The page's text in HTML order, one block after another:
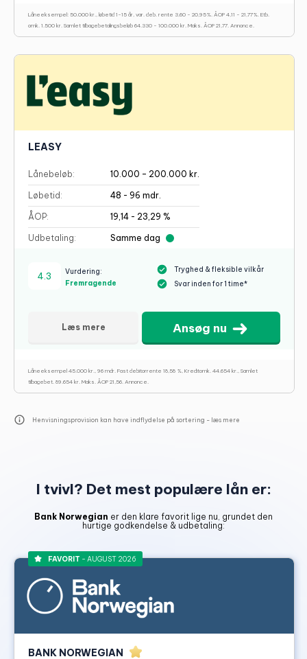
Låneeksempel: 50.000 kr., løbetid 1-15 år, var. deb. rente 3,60 - 20,95%. ÅOP 4,11 - 21,77%. Etb.
omk. 1.500 kr. Samlet tilbagebetalingsbeløb 64.330 - 100.000 kr. Maks. ÅOP 21,77. Annonce.
LEASY
Lånebeløb: 10.000 – 200.000 kr.
Løbetid: 48 - 96 mdr.
ÅOP: 19,14 - 23,29 %
Udbetaling: Samme dag
Tryghed & fleksible vilkår
Svar inden for 1 time*
4.3
Vurdering:
Fremragende
Ansøg nu
Læs mere
Låneeksempel 45.000 kr., 96 mdr. Fast debitorrente 18,58 %, Kreditomk. 44.654 kr., Samlet
tilbagebet. 89.654 kr. Maks. ÅOP 21,56. Annonce.
Henvisningsprovision kan have indflydelse på sortering - læs mere
I tvivl? Det mest populære lån er:
Bank Norwegian er den klare favorit lige nu, grundet den
hurtige godkendelse & udbetaling:
FAVORIT - AUGUST 2026
BANK NORWEGIAN